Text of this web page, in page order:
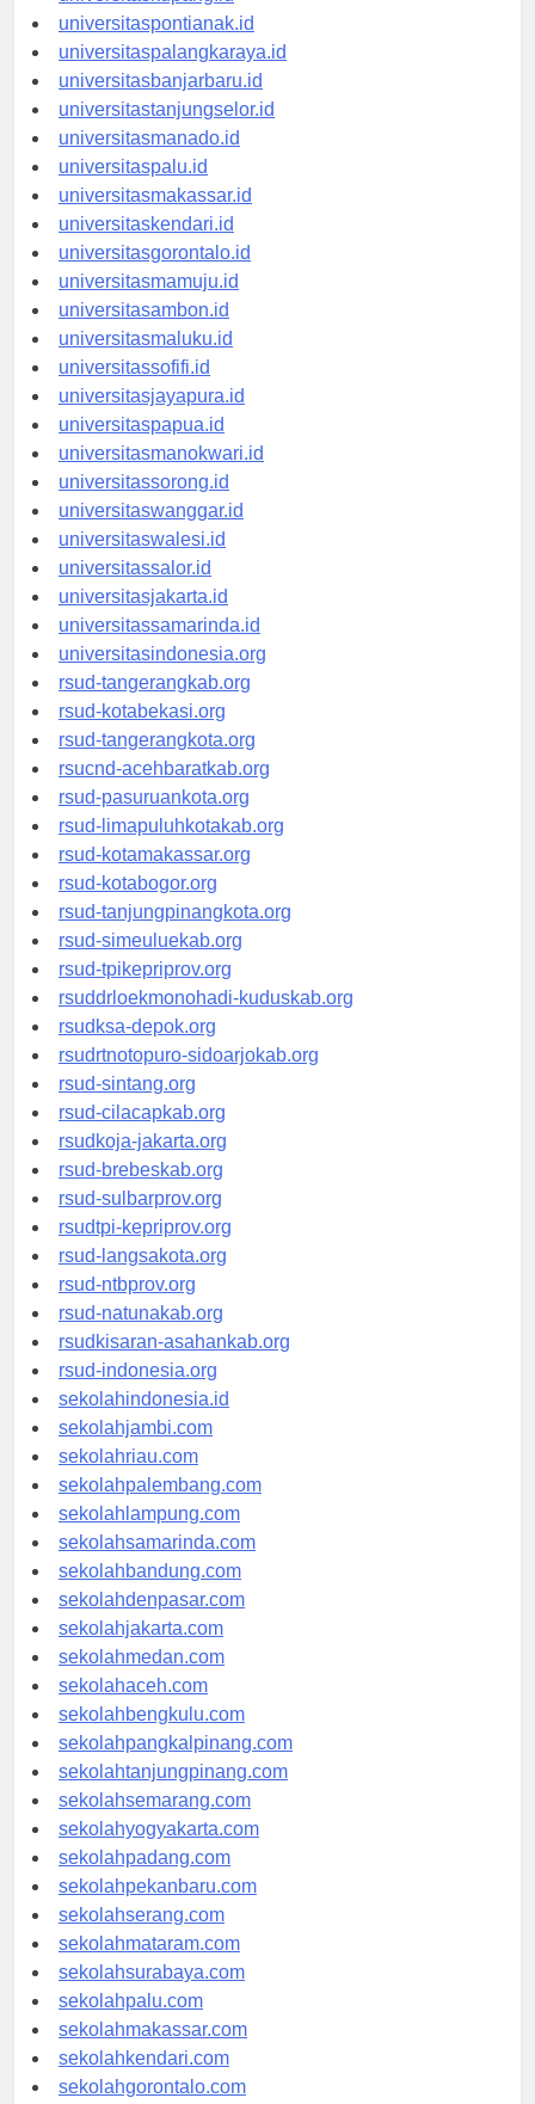
universitaskupang.id
universitaspontianak.id
universitaspalangkaraya.id
universitasbanjarbaru.id
universitastanjungselor.id
universitasmanado.id
universitaspalu.id
universitasmakassar.id
universitaskendari.id
universitasgorontalo.id
universitasmamuju.id
universitasambon.id
universitasmaluku.id
universitassofifi.id
universitasjayapura.id
universitaspapua.id
universitasmanokwari.id
universitassorong.id
universitaswanggar.id
universitaswalesi.id
universitassalor.id
universitasjakarta.id
universitassamarinda.id
universitasindonesia.org
rsud-tangerangkab.org
rsud-kotabekasi.org
rsud-tangerangkota.org
rsucnd-acehbaratkab.org
rsud-pasuruankota.org
rsud-limapuluhkotakab.org
rsud-kotamakassar.org
rsud-kotabogor.org
rsud-tanjungpinangkota.org
rsud-simeuluekab.org
rsud-tpikepriprov.org
rsuddrloekmonohadi-kuduskab.org
rsudksa-depok.org
rsudrtnotopuro-sidoarjokab.org
rsud-sintang.org
rsud-cilacapkab.org
rsudkoja-jakarta.org
rsud-brebeskab.org
rsud-sulbarprov.org
rsudtpi-kepriprov.org
rsud-langsakota.org
rsud-ntbprov.org
rsud-natunakab.org
rsudkisaran-asahankab.org
rsud-indonesia.org
sekolahindonesia.id
sekolahjambi.com
sekolahriau.com
sekolahpalembang.com
sekolahlampung.com
sekolahsamarinda.com
sekolahbandung.com
sekolahdenpasar.com
sekolahjakarta.com
sekolahmedan.com
sekolahaceh.com
sekolahbengkulu.com
sekolahpangkalpinang.com
sekolahtanjungpinang.com
sekolahsemarang.com
sekolahyogyakarta.com
sekolahpadang.com
sekolahpekanbaru.com
sekolahserang.com
sekolahmataram.com
sekolahsurabaya.com
sekolahpalu.com
sekolahmakassar.com
sekolahkendari.com